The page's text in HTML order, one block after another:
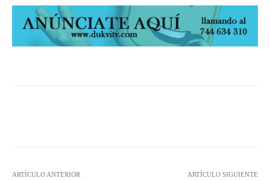
ARTÍCULO ANTERIOR ARTÍCULO SIGUIENTE